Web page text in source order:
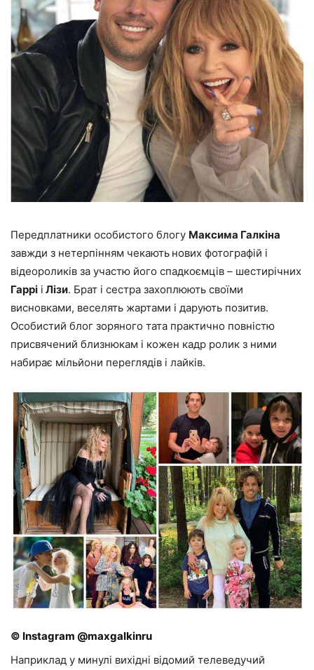
Передплатники особистого блогу Максима Галкіна
завжди з нетерпінням чекають нових фотографій і
відеороликів за участю його спадкоємців – шестирічних
Гаррі і Лізи. Брат і сестра захоплюють своїми
висновками, веселять жартами і дарують позитив.
Особистий блог зоряного тата практично повністю
присвячений близнюкам і кожен кадр ролик з ними
набирає мільйони переглядів і лайків.
© Instagram @maxgalkinru
Наприклад у минулі вихідні відомий телеведучий